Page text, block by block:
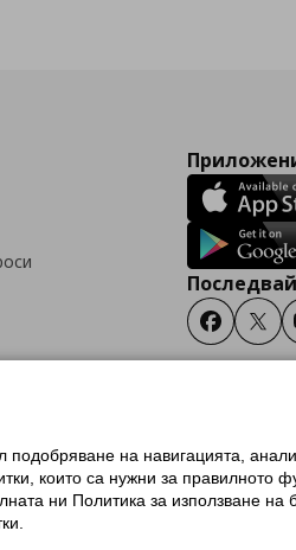
Facebook
на бисквиткиУсловия за
ikea.bg
Общи условия на програма IKEA
на навигацията,
които са нужни за
ни Политика за използване